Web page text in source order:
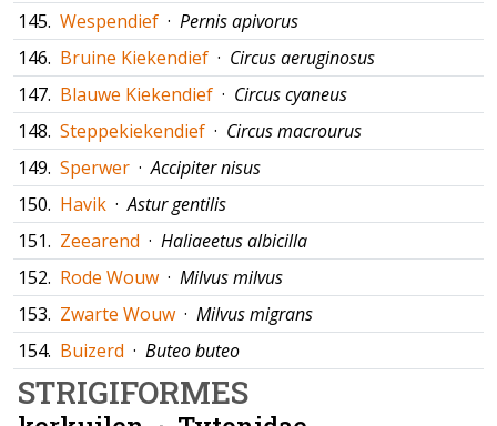
145. Wespendief · Pernis apivorus
146. Bruine Kiekendief · Circus aeruginosus
147. Blauwe Kiekendief · Circus cyaneus
148. Steppekiekendief · Circus macrourus
149. Sperwer ·Accipiter nisus
150. Havik ·Astur gentilis
151. Zeearend · Haliaeetus albicilla
152. Rode Wouw · Milvus milvus
153. Zwarte Wouw · Milvus migrans
154. Buizerd · Buteo buteo
STRIGIFORMES